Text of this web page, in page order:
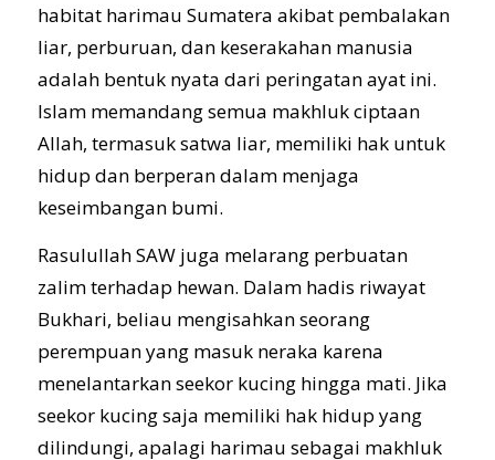
habitat harimau Sumatera akibat pembalakan
liar, perburuan, dan keserakahan manusia
adalah bentuk nyata dari peringatan ayat ini.
Islam memandang semua makhluk ciptaan
Allah, termasuk satwa liar, memiliki hak untuk
hidup dan berperan dalam menjaga
keseimbangan bumi.
Rasulullah SAW juga melarang perbuatan
zalim terhadap hewan. Dalam hadis riwayat
Bukhari, beliau mengisahkan seorang
perempuan yang masuk neraka karena
menelantarkan seekor kucing hingga mati. Jika
seekor kucing saja memiliki hak hidup yang
dilindungi, apalagi harimau sebagai makhluk